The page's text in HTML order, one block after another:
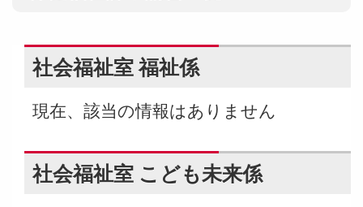
社会福祉室 福祉係
現在、該当の情報はありません
社会福祉室 こども未来係